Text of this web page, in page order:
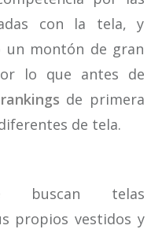
con la tela, y
un montón de gran
lo que antes de
rankings de primera
de tela.
buscan telas
propios vestidos y